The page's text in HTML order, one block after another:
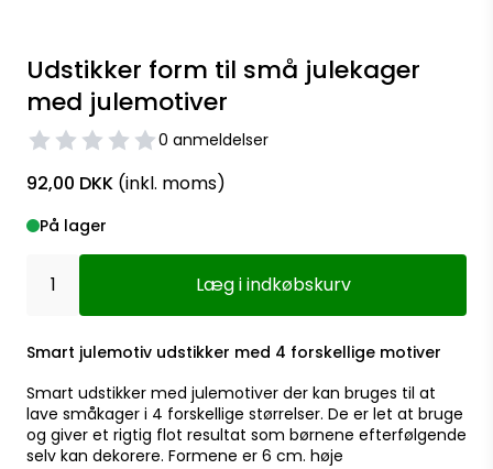
Udstikker form til små julekager
med julemotiver
0 anmeldelser
92,00 DKK (inkl. moms)
På lager
Læg i indkøbskurv
Smart julemotiv udstikker med 4 forskellige motiver
Smart udstikker med julemotiver der kan bruges til at
lave småkager i 4 forskellige størrelser. De er let at bruge
og giver et rigtig flot resultat som børnene efterfølgende
selv kan dekorere. Formene er 6 cm. høje